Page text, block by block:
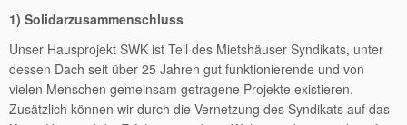
1) Solidarzusammenschluss
Unser Hausprojekt SWK ist Teil des Mietshäuser Syndikats, unter
dessen Dach seit über 25 Jahren gut funktionierende und von
vielen Menschen gemeinsam getragene Projekte existieren.
Zusätzlich können wir durch die Vernetzung des Syndikats auf das